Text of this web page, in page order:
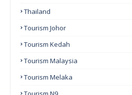
Thailand
Tourism Johor
Tourism Kedah
Tourism Malaysia
Tourism Melaka